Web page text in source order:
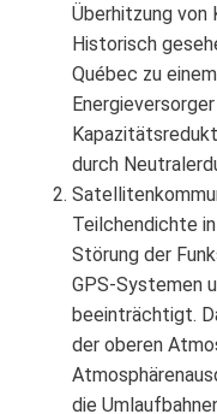
Überhitzung von
Historisch
Québec zu
durch
Teilchendichte
Störung der
GPS-Systemen
beeinträchtigt.
der oberen
die